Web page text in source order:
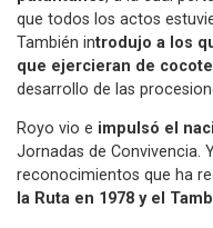
que todos los actos
También introdujo a los
que ejercieran de
desarrollo de las
Royo vio e impulsó el
Jornadas de Convivencia.
reconocimientos que ha
la Ruta en 1978 y el